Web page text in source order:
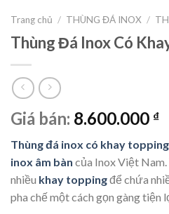
Trang chủ / THÙNG ĐÁ INOX /
Thùng Đá Inox Có
Giá bán: 8.600.000 ₫
Thùng đá inox có khay topping
inox âm bàn của Inox Việt
nhiều khay toppingđể chứa
pha chế một cách gọn gàng tiện